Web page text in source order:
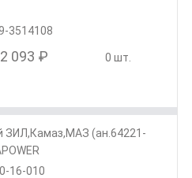
3514108
2 093 ₽ 0 шт.
ЗИЛ,Камаз,МАЗ (ан.64221-
16-010